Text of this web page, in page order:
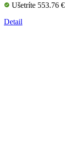
Ušetríte 553.76 €
Detail